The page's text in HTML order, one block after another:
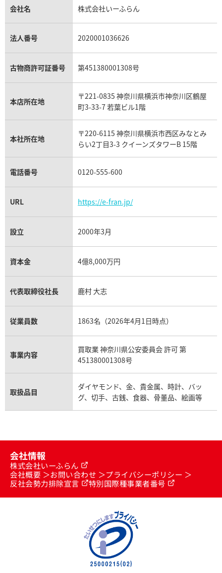
18金の相場価格情報
金のアクセサリー買取
貴金属買取
プラチナ買取
銀・シルバー買取
ルビー買取
ヒスイ買取
トパーズ買取
アメジスト買取
パライバトルマリン買取
キャッツアイ買取
アクアマリン買取
ロレックス エクスプローラー買取
ロレックス デイトジャスト買取
ロレックス 買取の参考価格一覧
パテック フィリップ買取
パテック フィリップノーチラス買取
ヴァシュロン・コンスタンタン買取
A.ランゲ&ゾーネ買取
ブレゲ買取
オメガ買取
ウブロ買取
カルティエ買取
フランク ミュラー買取
リシャール・ミル買取
タグ・ホイヤー買取
エルメス買取
エルメス バーキン買取
エルメス ケリー買取
エルメス買取の参考価格一覧
シャネル買取
シャネル マトラッセ買取
シャネル買取の参考価格一覧
ディオール買取
セリーヌ買取
フェンディ買取
グッチ買取
プラダ買取
ブルガリ買取
クロムハーツ買取
フレッド買取
ショーメ買取
ショパール買取
タサキ買取
ピアジェ買取
ブシュロン買取
ミキモト買取
会社名 株式会社いーふらん
法人番号 2020001036626
古物商許可証番号 第451380001308号
本店所在地
〒221-0835 神奈川県横浜市神奈川区鶴屋
町3-33-7 若葉ビル1階
本社所在地
〒220-6115 神奈川県横浜市西区みなとみ
らい2丁目3-3 クイーンズタワーB 15階
電話番号 0120-555-600
URL https://e-fran.jp/
設立 2000年3月
資本金 4億8,000万円
代表取締役社長 鹿村 大志
従業員数 1863名（2026年4月1日時点）
事業内容
買取業 神奈川県公安委員会 許可 第
451380001308号
取扱品目
ダイヤモンド、金、貴金属、時計、バッ
グ、切手、古銭、食器、骨董品、絵画等
会社情報
株式会社いーふらん
会社概要
お問い合わせ
プライバシーポリシー
反社会勢力排除宣言
特別国際種事業者番号